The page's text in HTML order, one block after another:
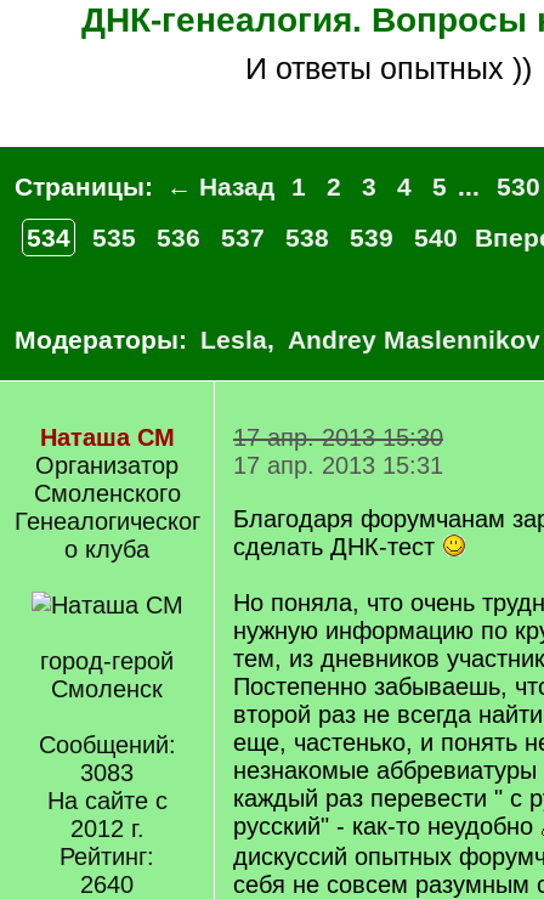
ДНК-генеалогия. Вопросы
И ответы опытных ))
Страницы: ← Назад 1 2 3 4 5 ...
530
534
535 536 537 538 539 540
Модераторы: Lesla, Andrey Maslennikov
Наташа СМ
Организатор
Смоленского
Генеалогическог
о клуба
город-герой
Смоленск
Сообщений:
3083
На сайте с
2012 г.
Рейтинг:
2640
17 апр. 2013 15:30
17 апр. 2013 15:31
Благодаря форумчанам
сделать ДНК-тест
Но поняла, что очень
нужную информацию по
тем, из дневников
Постепенно забываешь,
второй раз не всегда
еще, частенько, и понять
незнакомые
каждый раз перевести " с
русский" - как-то неудобно
дискуссий опытных
себя не совсем разумным